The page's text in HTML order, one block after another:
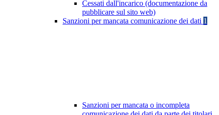
Cessati dall'incarico (documentazione da
pubblicare sul sito web)
Sanzioni per mancata comunicazione dei dati 1
Sanzioni per mancata o incompleta